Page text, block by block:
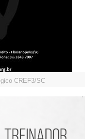
CREF3/SC